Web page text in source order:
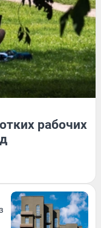
рабочих